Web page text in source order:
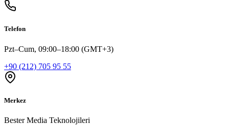
Telefon
Pzt–Cum, 09:00–18:00 (GMT+3)
+90 (212) 705 95 55
Merkez
Bester Media Teknolojileri